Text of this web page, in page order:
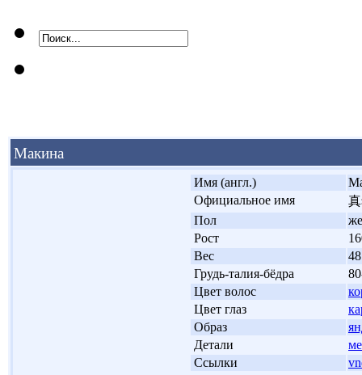
Макина
Имя (англ.)
Официальное имя
Пол
Рост
Вес
Грудь-талия-бёдра
Цвет волос
Цвет глаз
Образ
Детали
Ссылки